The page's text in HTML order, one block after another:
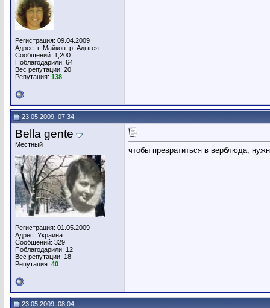
Регистрация: 09.04.2009
Адрес: г. Майкоп. р. Адыгея
Сообщений: 1,200
Поблагодарили: 64
Вес репутации: 20
Репутация: 138
23.05.2009, 07:34
Bella gente
Местный
Регистрация: 01.05.2009
Адрес: Украина
Сообщений: 329
Поблагодарили: 12
Вес репутации: 18
Репутация: 40
чтобы превратиться в верблюда,
23.05.2009, 08:04